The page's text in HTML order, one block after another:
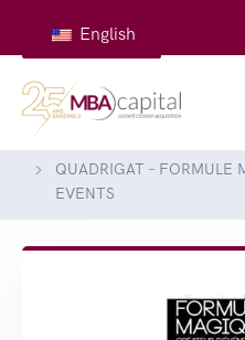
English
QUADRIGAT – FORMULE
EVENTS